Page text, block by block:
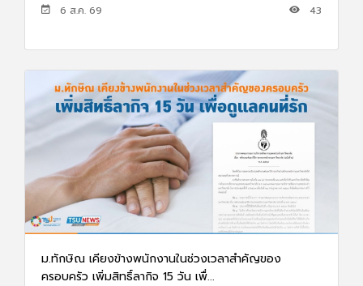
6 ส.ค. 69 43
ม.ทักษิณ เคียงข้างพนักงานในช่วงเวลาสำคัญของ
ครอบครัว เพิ่มสิทธิ์ลากิจ 15 วัน เพื่...